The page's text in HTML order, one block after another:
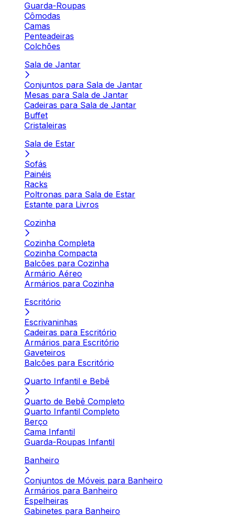
Guarda-Roupas
Cômodas
Camas
Penteadeiras
Colchões
Sala de Jantar
Conjuntos para Sala de Jantar
Mesas para Sala de Jantar
Cadeiras para Sala de Jantar
Buffet
Cristaleiras
Sala de Estar
Sofás
Painéis
Racks
Poltronas para Sala de Estar
Estante para Livros
Cozinha
Cozinha Completa
Cozinha Compacta
Balcões para Cozinha
Armário Aéreo
Armários para Cozinha
Escritório
Escrivaninhas
Cadeiras para Escritório
Armários para Escritório
Gaveteiros
Balcões para Escritório
Quarto Infantil e Bebê
Quarto de Bebê Completo
Quarto Infantil Completo
Berço
Cama Infantil
Guarda-Roupas Infantil
Banheiro
Conjuntos de Móveis para Banheiro
Armários para Banheiro
Espelheiras
Gabinetes para Banheiro